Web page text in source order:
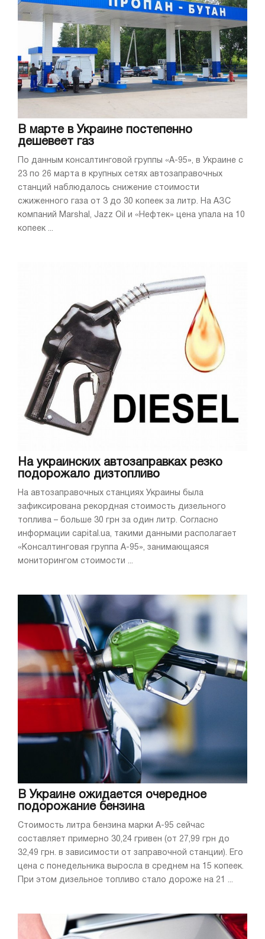
В марте в Украине постепенно
дешевеет газ
По данным консалтинговой группы «А-95», в Украине с
23 по 26 марта в крупных сетях автозаправочных
станций наблюдалось снижение стоимости
сжиженного газа от 3 до 30 копеек за литр. На АЗС
компаний Marshal, Jazz Oil и «Нефтек» цена упала на 10
копеек ...
На украинских автозаправках резко
подорожало дизтопливо
На автозаправочных станциях Украины была
зафиксирована рекордная стоимость дизельного
топлива – больше 30 грн за один литр. Согласно
информации capital.ua, такими данными располагает
«Консалтинговая группа А-95», занимающаяся
мониторингом стоимости ...
В Украине ожидается очередное
подорожание бензина
Стоимость литра бензина марки A-95 сейчас
составляет примерно 30,24 гривен (от 27,99 грн до
32,49 грн. в зависимости от заправочной станции). Его
цена с понедельника выросла в среднем на 15 копеек.
При этом дизельное топливо стало дороже на 21 ...